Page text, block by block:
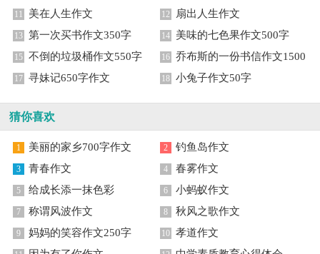
11 美在人生作文 12 扇出人生作文
13 第一次买书作文350字 14 美味的七色果作文500字
15 不倒的垃圾桶作文550字 16 乔布斯的一份书信作文1500
字
17 寻妹记650字作文 18 小兔子作文50字
猜你喜欢
1 美丽的家乡700字作文 2 钓鱼岛作文
3 青春作文 4 春雾作文
5 给成长添一抹色彩 6 小蚂蚁作文
7 称谓风波作文 8 秋风之歌作文
9 妈妈的笑容作文250字 10 孝道作文